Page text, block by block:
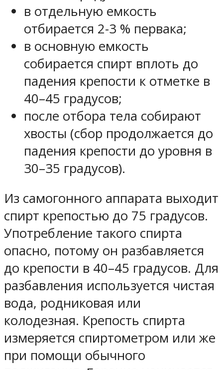
в отдельную емкость
отбирается 2-3 % первака;
в основную емкость
собирается спирт вплоть до
падения крепости к отметке в
40–45 градусов;
после отбора тела собирают
хвосты (сбор продолжается до
падения крепости до уровня в
30–35 градусов).
Из самогонного аппарата выходит
спирт крепостью до 75 градусов.
Употребление такого спирта
опасно, потому он разбавляется
до крепости в 40–45 градусов. Для
разбавления используется чистая
вода, родниковая или
колодезная. Крепость спирта
измеряется спиртометром или же
при помощи обычного